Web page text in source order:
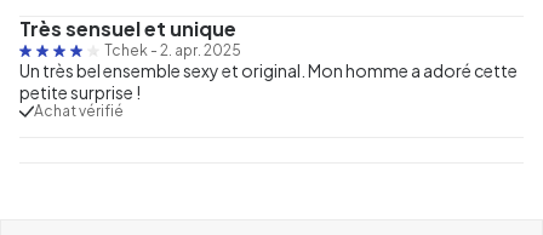
Très sensuel et unique
Tchek - 2. apr. 2025
Un très bel ensemble sexy et original. Mon homme a adoré cette
petite surprise !
Achat vérifié